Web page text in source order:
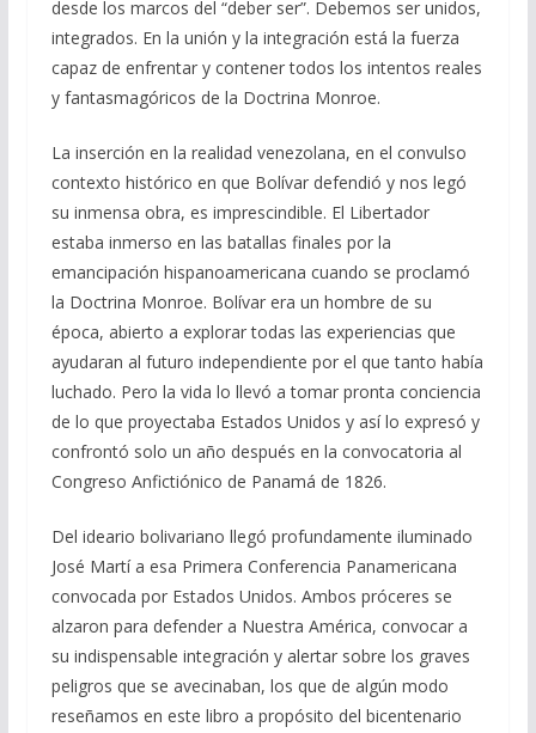
desde los marcos del “deber ser”. Debemos ser unidos,
integrados. En la unión y la integración está la fuerza
capaz de enfrentar y contener todos los intentos reales
y fantasmagóricos de la Doctrina Monroe.
La inserción en la realidad venezolana, en el convulso
contexto histórico en que Bolívar defendió y nos legó
su inmensa obra, es imprescindible. El Libertador
estaba inmerso en las batallas finales por la
emancipación hispanoamericana cuando se proclamó
la Doctrina Monroe. Bolívar era un hombre de su
época, abierto a explorar todas las experiencias que
ayudaran al futuro independiente por el que tanto había
luchado. Pero la vida lo llevó a tomar pronta conciencia
de lo que proyectaba Estados Unidos y así lo expresó y
confrontó solo un año después en la convocatoria al
Congreso Anfictiónico de Panamá de 1826.
Del ideario bolivariano llegó profundamente iluminado
José Martí a esa Primera Conferencia Panamericana
convocada por Estados Unidos. Ambos próceres se
alzaron para defender a Nuestra América, convocar a
su indispensable integración y alertar sobre los graves
peligros que se avecinaban, los que de algún modo
reseñamos en este libro a propósito del bicentenario